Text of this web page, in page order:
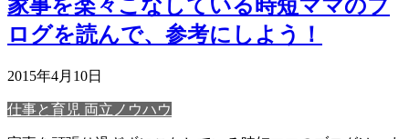
家事を楽々こなしている時短ママのブ
ログを読んで、参考にしよう！
2015年4月10日
仕事と育児 両立ノウハウ